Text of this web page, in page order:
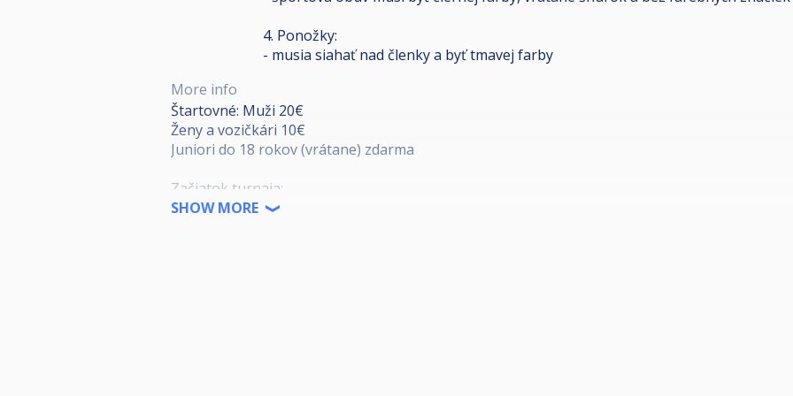
4. Ponožky:
- musia siahať nad členky a byť tmavej farby
More info
Štartovné: Muži 20€
Ženy a vozičkári 10€
Juniori do 18 rokov (vrátane) zdarma
Začiatok turnaja:
SHOW MORE